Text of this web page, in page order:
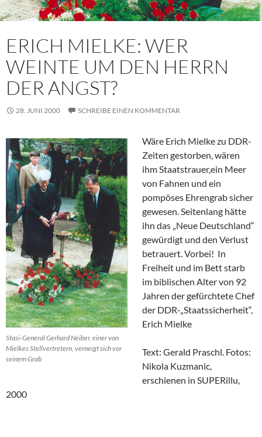
ERICH MIELKE: WER
WEINTE UM DEN HERRN
DER ANGST?
28. JUNI 2000 SCHREIBE EINEN KOMMENTAR
Stasi-General Gerhard Neiber, einer von
Mielkes Stellvertretern, verneigt sich vor
seinem Grab
Wäre Erich Mielke zu DDR-
Zeiten gestorben, wären
ihm Staatstrauer,ein Meer
von Fahnen und ein
pompöses Ehrengrab sicher
gewesen. Seitenlang hätte
ihn das „Neue Deutschland“
gewürdigt und den Verlust
betrauert. Vorbei! In
Freiheit und im Bett starb
im biblischen Alter von 92
Jahren der gefürchtete Chef
der DDR-„Staatssicherheit“,
Erich Mielke
Text: Gerald Praschl. Fotos:
Nikola Kuzmanic,
erschienen in SUPERillu,
2000